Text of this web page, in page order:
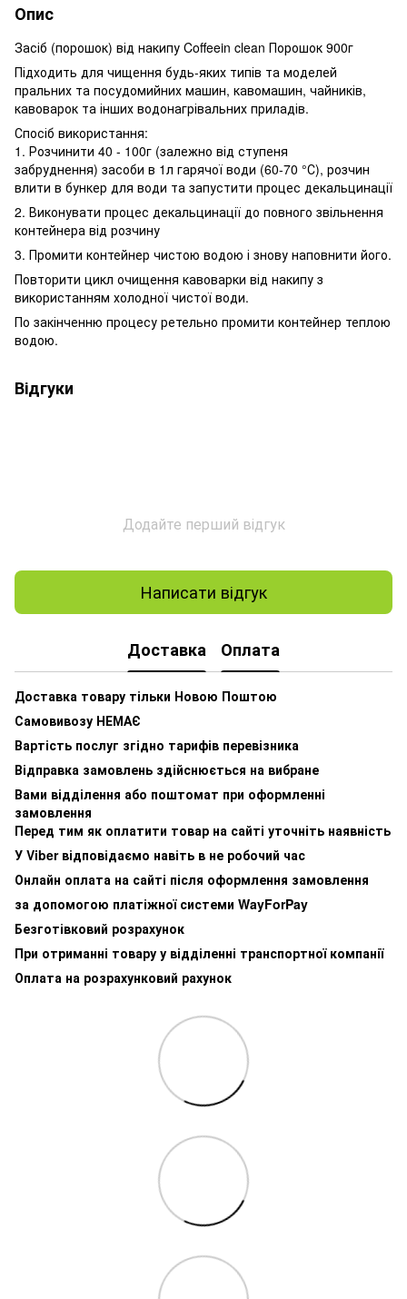
Опис
Засіб (порошок) від накипу Coffeein clean Порошок 900г
Підходить для чищення будь-яких типів та моделей
пральних та посудомийних машин, кавомашин, чайників,
кавоварок та інших водонагрівальних приладів.
Спосіб використання:
1. Розчинити 40 - 100г (залежно від ступеня
забруднення) засоби в 1л гарячої води (60-70 °С), розчин
влити в бункер для води та запустити процес декальцинації
2. Виконувати процес декальцинації до повного звільнення
контейнера від розчину
3. Промити контейнер чистою водою і знову наповнити його.
Повторити цикл очищення кавоварки від накипу з
використанням холодної чистої води.
По закінченню процесу ретельно промити контейнер теплою
водою.
Відгуки
Додайте перший відгук
Написати відгук
Доставка Оплата
Доставка товару тільки Новою Поштою
Самовивозу НЕМАЄ
Вартість послуг згідно тарифів перевізника
Відправка замовлень здійснюється на вибране
Вами відділення або поштомат при оформленні
замовлення
Перед тим як оплатити товар на сайті уточніть наявність
У Viber відповідаємо навіть в не робочий час
Онлайн оплата на сайті після оформлення замовлення
за допомогою платіжної системи WayForPay
Безготівковий розрахунок
При отриманні товару у відділенні транспортної компанії
Оплата на розрахунковий рахунок